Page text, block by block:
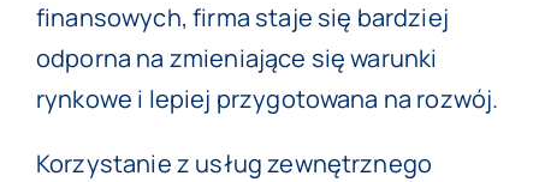
finansowych, firma staje się bardziej
odporna na zmieniające się warunki
rynkowe i lepiej przygotowana na rozwój.
Korzystanie z usługzewnętrznego